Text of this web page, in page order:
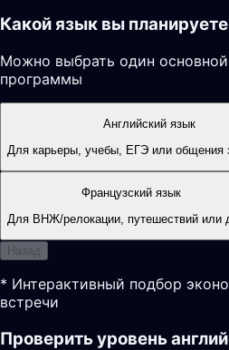
Какой язык вы
Можно выбрать один основной
программы
Английский язык
Для карьеры, учебы, ЕГЭ или общения
Французский язык
Для ВНЖ/релокации, путешествий или
Назад
* Интерактивный подбор
встречи
Проверить уровень